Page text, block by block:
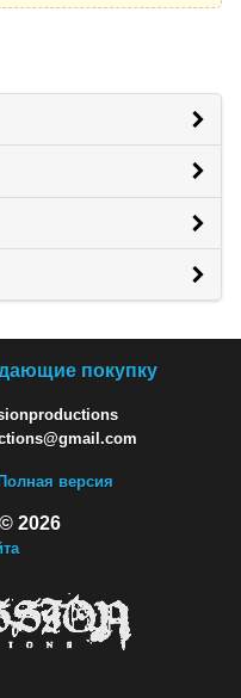
покупку
Полная версия
2026